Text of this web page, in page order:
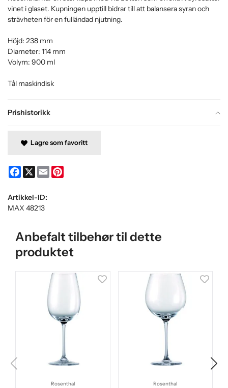
Prishistorikk
vinet i glaset. Kupningen upptill bidrar till att balansera syran och
strävheten för en fulländad njutning.
Höjd: 238 mm
Diameter: 114 mm
Volym: 900 ml
Tål maskindisk
Lagre som favoritt
Facebook
X Email
Artikkel-ID:
MAX 48213
Anbefalt tilbehør til dette
produktet
Rosenthal Rosenthal